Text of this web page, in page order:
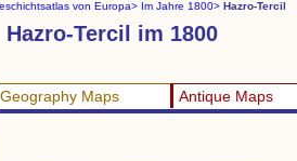
von Europa> Im Jahre 1800> Hazro-Tercil
Hazro-Tercil im 1800
Geography Maps Antique Maps